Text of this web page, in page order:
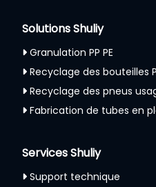
Solutions Shuliy
Granulation PP PE
Recyclage des bouteilles
Recyclage des pneus
Fabrication de tubes en
Services Shuliy
Support technique